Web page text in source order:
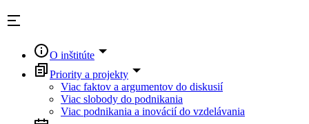
O inštitúte
Priority a projekty
Viac faktov a argumentov do diskusií
Viac slobody do podnikania
Viac podnikania a inovácií do vzdelávania